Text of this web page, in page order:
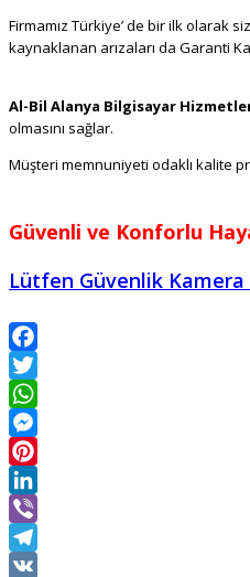
Firmamız Türkiye’ de bir ilk olarak
kaynaklanan arızaları da Garanti
Al-Bil Alanya Bilgisayar
olmasını sağlar.
Müşteri memnuniyeti odaklı kalite
Güvenli ve Konforlu
Lütfen Güvenlik
Facebook
Twitter
WhatsApp
Messenger
Pinterest
LinkedIn
Viber
Telegram